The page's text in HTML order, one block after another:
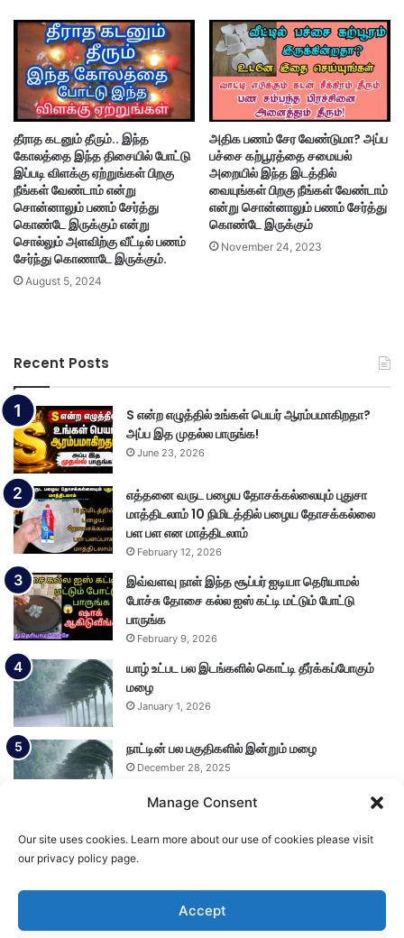
Manage Consent
Our site uses cookies. Learn more about our use of cookies please visit
our privacy policy page.
Accept
தீராத கடனும் தீரும்.. இந்த
கோலத்தை இந்த திசையில் போட்டு
இப்படி விளக்கு ஏற்றுங்கள் பிறகு
நீங்கள் வேண்டாம் என்று
சொன்னாலும் பணம் சேர்த்து
கொண்டே இருக்கும் என்று
சொல்லும் அளவிற்கு வீட்டில் பணம்
சேர்ந்து கொணாடே இருக்கும்.
August 5, 2024
அதிக பணம் சேர வேண்டுமா? அப்ப
பச்சை கற்பூரத்தை சமையல்
அறையில் இந்த இடத்தில்
வையுங்கள் பிறகு நீங்கள் வேண்டாம்
என்று சொன்னாலும் பணம் சேர்த்து
கொண்டே இருக்கும்
November 24, 2023
Recent Posts
S என்ற எழுத்தில் உங்கள் பெயர் ஆரம்பமாகிறதா?
அப்ப இத முதல்ல பாருங்க!
June 23, 2026
எத்தனை வருட பழைய தோசக்கல்லையும் புதுசா
மாத்திடலாம் 10 நிமிடத்தில் பழைய தோசக்கல்லை
பள பள என மாத்திடலாம்
February 12, 2026
இவ்வளவு நாள் இந்த சூப்பர் ஐடியா தெரியாமல்
போச்சு தோசை கல்ல ஐஸ் கட்டி மட்டும் போட்டு
பாருங்க
February 9, 2026
யாழ் உட்பட பல இடங்களில் கொட்டி தீர்க்கப்போகும்
மழை
January 1, 2026
நாட்டின் பல பகுதிகளில் இன்றும் மழை
December 28, 2025
Load More